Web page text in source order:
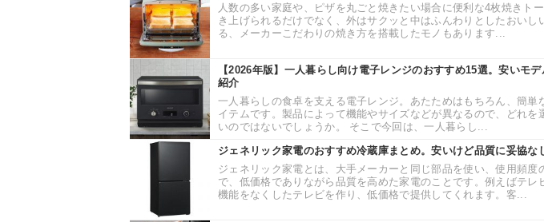
人数の多い家庭や、ピザを丸ごと焼きたい場合に便利な4枚焼きト
き上げられるだけでなく、外はサクッと中はふんわりとしたおいし
る、メーカーこだわりの焼き方を搭載したモノもあります...
【2026年版】一人暮らし向け電子レンジのおすすめ15選。安いモ
紹介
一人暮らしの食卓を支える電子レンジ。あたためはもちろん、簡単
イテムです。製品によって機能やサイズなどが異なるので、どれを
いのではないでしょうか。 そこで今回は、一人暮らし...
ジェネリック家電のおすすめ冷蔵庫まとめ。安いけど品質に妥協な
ジェネリック家電とは、大手メーカーと同じ部品を使い、使用頻度
で、低価格でありながら品質を高めた家電のことです。例えばテレ
機能をなくしたテレビを作り、低価格で提供してくれます。客...